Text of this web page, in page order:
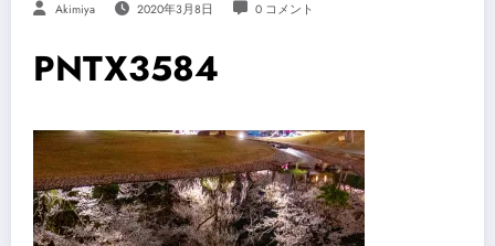
Akimiya 2020年3月8日 0 コメント
PNTX3584